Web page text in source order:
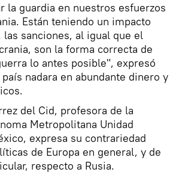
la guardia en nuestros esfuerzos
Están teniendo un impacto
sanciones, al igual que el
son la forma correcta de
lo antes posible", expresó
nadara en abundante dinero y
del Cid, profesora de la
Metropolitana Unidad
expresa su contrariedad
de Europa en general, y de
respecto a Rusia.